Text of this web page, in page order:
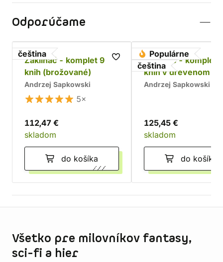
Odporúčame
čeština
Zaklínač - komplet 9
knih (brožované)
Andrzej Sapkowski
5×
112,47 €
skladom
do košíka
Populárne
čeština
Zaklínač - komplet
kníh v drevenom
Chrám
Andrzej Sapkowski
125,45 €
skladom
do košíka
Všetko pre milovníkov fantasy,
sci-fi a hier